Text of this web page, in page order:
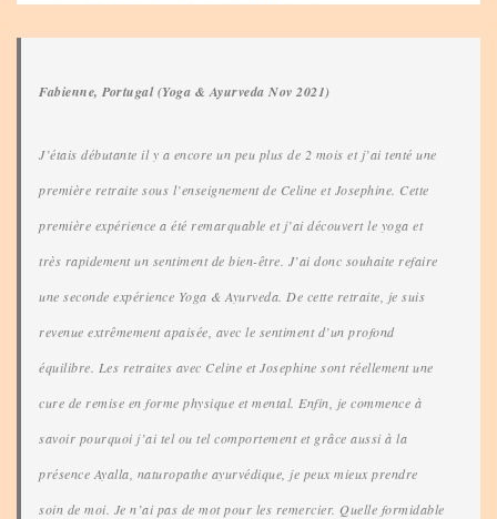
Fabienne, Portugal (Yoga & Ayurveda Nov 2021)
J’étais débutante il y a encore un peu plus de 2 mois et j’ai tenté une
première retraite sous l’enseignement de Celine et Josephine. Cette
première expérience a été remarquable et j’ai découvert le yoga et
très rapidement un sentiment de bien-être. J’ai donc souhaite refaire
une seconde expérience Yoga & Ayurveda. De cette retraite, je suis
revenue extrêmement apaisée, avec le sentiment d’un profond
équilibre. Les retraites avec Celine et Josephine sont réellement une
cure de remise en forme physique et mental. Enfin, je commence à
savoir pourquoi j’ai tel ou tel comportement et grâce aussi à la
présence Ayalla, naturopathe ayurvédique, je peux mieux prendre
soin de moi. Je n’ai pas de mot pour les remercier. Quelle formidable